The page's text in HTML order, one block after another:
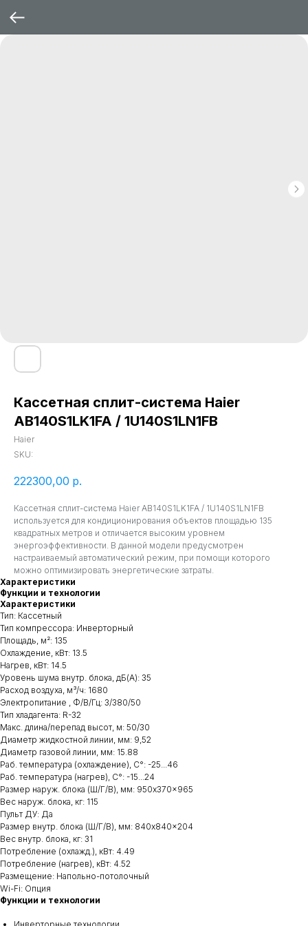
Кассетная сплит-система Haier
AB140S1LK1FA / 1U140S1LN1FB
Haier
SKU:
222300,00 р.
Кассетная сплит-система Haier AB140S1LK1FA / 1U140S1LN1FB
используется для кондиционирования объектов площадью 135
квадратных метров и отличается высоким уровнем
энергоэффективности. В данной модели предусмотрен
настраиваемый автоматический режим, при помощи которого
можно оптимизировать энергетические затраты.
Характеристики
Функции и технологии
Характеристики
Тип: Кассетный
Тип компрессора: Инверторный
Площадь, м²: 135
Охлаждение, кВт: 13.5
Нагрев, кВт: 14.5
Уровень шума внутр. блока, дБ(А): 35
Расход воздуха, м³/ч: 1680
Электропитание , Ф/В/Гц: 3/380/50
Тип хладагента: R-32
Макс. длина/перепад высот, м: 50/30
Диаметр жидкостной линии, мм: 9,52
Диаметр газовой линии, мм: 15.88
Раб. температура (охлаждение), С°: -25...46
Раб. температура (нагрев), С°: -15...24
Размер наруж. блока (Ш/Г/В), мм: 950x370x965
Вес наруж. блока, кг: 115
Пульт ДУ: Да
Размер внутр. блока (Ш/Г/В), мм: 840x840x204
Вес внутр. блока, кг: 31
Потребление (охлажд.), кВт: 4.49
Потребление (нагрев), кВт: 4.52
Размещение: Напольно-потолочный
Wi-Fi: Опция
Функции и технологии